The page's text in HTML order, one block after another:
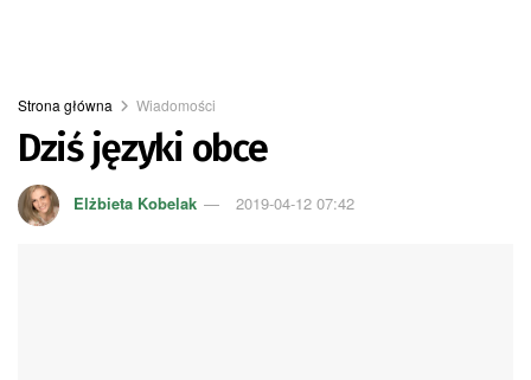
Strona główna Wiadomości
Dziś języki obce
Elżbieta Kobelak 2019-04-12 07:42